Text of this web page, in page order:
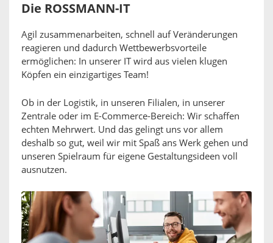
Die ROSSMANN-IT
Agil zusammenarbeiten, schnell auf Veränderungen
reagieren und dadurch Wettbewerbsvorteile
ermöglichen: In unserer IT wird aus vielen klugen
Köpfen ein einzigartiges Team!
Ob in der Logistik, in unseren Filialen, in unserer
Zentrale oder im E-Commerce-Bereich: Wir schaffen
echten Mehrwert. Und das gelingt uns vor allem
deshalb so gut, weil wir mit Spaß ans Werk gehen und
unseren Spielraum für eigene Gestaltungsideen voll
ausnutzen.